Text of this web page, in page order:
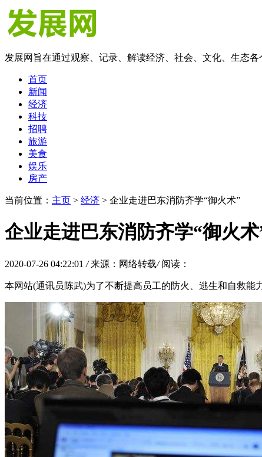
发展网旨在通过观察、记录、解读经济、社会、文化、生态
首页
新闻
经济
科技
招聘
旅游
美食
娱乐
房产
当前位置： 主页 > 经济 > 企业走进巴东消防齐学“御火术”
企业走进巴东消防齐学“御火术
2020-07-26 04:22:01 / 来源：网络转载/ 阅读：
本网站(通讯员陈武)为了不断提高员工的防火、逃生和自救能